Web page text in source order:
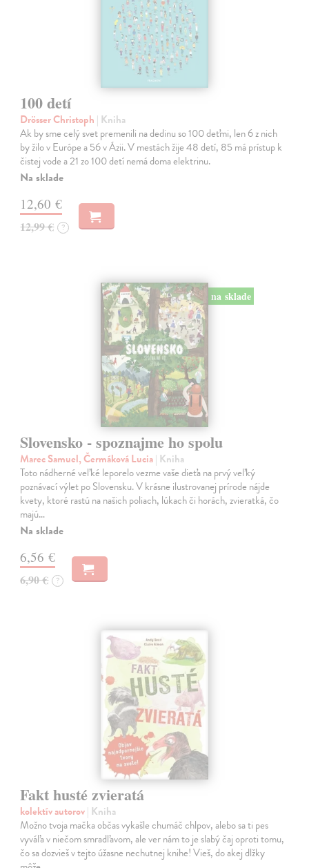
100 detí
Drösser Christoph | Kniha
Ak by sme celý svet premenili na dedinu so 100 deťmi, len 6 z nich
by žilo v Európe a 56 v Ázii. V mestách žije 48 detí, 85 má prístup k
čistej vode a 21 zo 100 detí nemá doma elektrinu.
Na sklade
12,60 €
12,99 € ?
na sklade
Slovensko - spoznajme ho spolu
Marec Samuel, Čermáková Lucia| Kniha
Toto nádherné veľké leporelo vezme vaše dieťa na prvý veľký
poznávací výlet po Slovensku. V krásne ilustrovanej prírode nájde
kvety, ktoré rastú na našich poliach, lúkach či horách, zvieratká, čo
majú…
Na sklade
6,56 €
6,90 € ?
Fakt husté zvieratá
kolektív autorov| Kniha
Možno tvoja mačka občas vykašle chumáč chlpov, alebo sa ti pes
vyváľa v niečom smradľavom, ale ver nám to je slabý čaj oproti tomu,
čo sa dozvieš v tejto úžasne nechutnej knihe! Vieš, do akej dlžky